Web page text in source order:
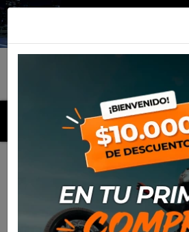
MENU
Productos Equipamiento